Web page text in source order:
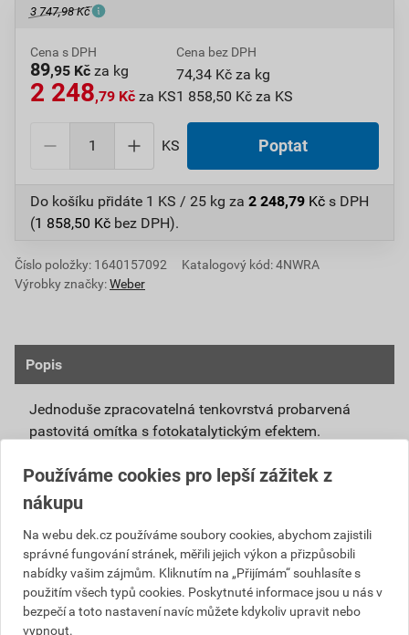
3 747,98 Kč
Cena s DPH
89,95 Kč za kg
2 248,79 Kč za KS
Cena bez DPH
74,34 Kč za kg
1 858,50 Kč za KS
KS Poptat
Do košíku přidáte 1 KS / 25 kg za 2 248,79 Kč s DPH
(1 858,50 Kč bez DPH).
Číslo položky: 1640157092
Katalogový kód: 4NWRA
Výrobky značky:Weber
Popis
Jednoduše zpracovatelná tenkovrstvá probarvená
pastovitá omítka s fotokatalytickým efektem.
Připravená k přímému použití se systémovou
penetrací weberpas podklad UNI nebo weberpas
podklad S.
Díky modifikovanému silikátovému pojivu má
omítka weberpas extraClean active vlastnosti
blízké silikátové omítce, není však tak citlivá na
klimatické podmínky při zpracování a zrání.
Unikátní receptura omítky weberpas extraClean
Používáme cookies pro lepší zážitek z
nákupu
Na webu dek.cz používáme soubory cookies, abychom zajistili
správné fungování stránek, měřili jejich výkon a přizpůsobili
nabídky vašim zájmům. Kliknutím na „Přijímám“ souhlasíte s
použitím všech typů cookies. Poskytnuté informace jsou u nás v
bezpečí a toto nastavení navíc můžete kdykoliv upravit nebo
vypnout.